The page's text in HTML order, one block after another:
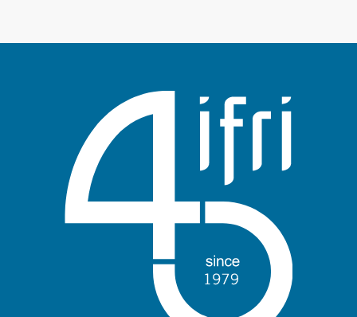
Support us